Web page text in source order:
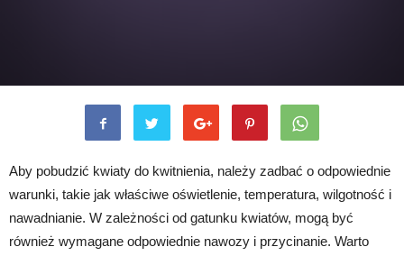
Aby pobudzić kwiaty do kwitnienia, należy zadbać o odpowiednie
warunki, takie jak właściwe oświetlenie, temperatura, wilgotność i
nawadnianie. W zależności od gatunku kwiatów, mogą być
również wymagane odpowiednie nawozy i przycinanie. Warto